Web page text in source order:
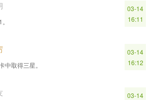
03-14
16:11
中取得三星。
03-14
16:12
03-14